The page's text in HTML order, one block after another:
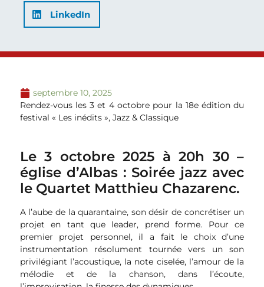
LinkedIn
septembre 10, 2025
Rendez-vous les 3 et 4 octobre pour la 18e édition du
festival « Les inédits », Jazz & Classique
Le 3 octobre 2025 à 20h 30 –
église d’Albas : Soirée jazz avec
le Quartet Matthieu Chazarenc.
A l’aube de la quarantaine, son désir de concrétiser un
projet en tant que leader, prend forme. Pour ce
premier projet personnel, il a fait le choix d’une
instrumentation résolument tournée vers un son
privilégiant l’acoustique, la note ciselée, l’amour de la
mélodie et de la chanson, dans l’écoute,